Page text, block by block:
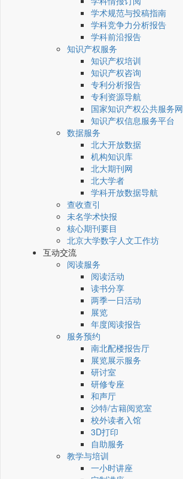
学术规范与投稿指南
学科竞争力分析报告
学科前沿报告
知识产权服务
知识产权培训
知识产权咨询
专利分析报告
专利资源导航
国家知识产权公共服务网
知识产权信息服务平台
数据服务
北大开放数据
机构知识库
北大期刊网
北大学者
学科开放数据导航
查收查引
未名学术快报
核心期刊要目
北京大学数字人文工作坊
互动交流
阅读服务
阅读活动
读书分享
两季一日活动
展览
年度阅读报告
服务预约
南北配楼报告厅
展览展示服务
研讨室
研修专座
和声厅
沙特/古籍阅览室
校外读者入馆
3D打印
自助服务
教学与培训
一小时讲座